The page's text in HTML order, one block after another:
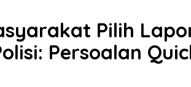
Pilih
Persoalan